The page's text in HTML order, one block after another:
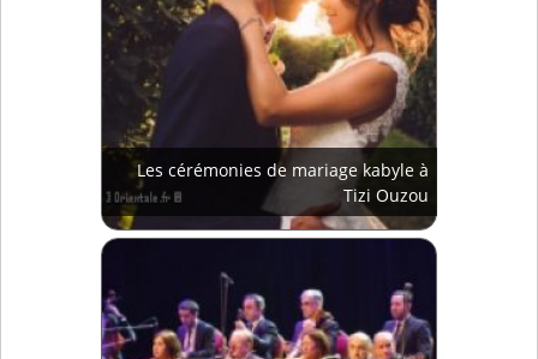
Les cérémonies de mariage kabyle à
Tizi Ouzou